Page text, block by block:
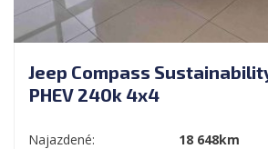
Jeep Compass Sustainability
PHEV 240k 4x4
Najazdené:
18 648km